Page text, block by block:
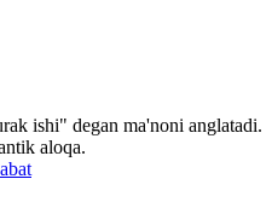
ishi" degan ma'noni anglatadi.
aloqa.